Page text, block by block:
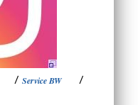
/ Service BW
/